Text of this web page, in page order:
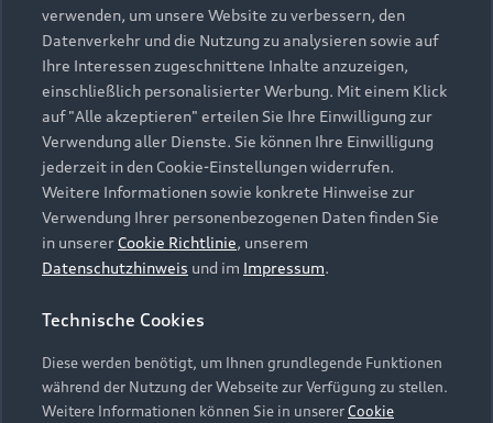
Modelle vergleichen
Elektromodelle
Plug-in-Hybride
Neuwagensuche
Gebrauchtwagensuche
Gebrauchtwagen
Finanzierung
Aktionen & Angebote
Geschäftskunden
Service & Zubehör
Saisonale Angebote
Audi Services
Garantie
Audi digital services
myAudi
Support
Kundenservice
Händlersuche
Audi Code
Online-Terminvereinbarung
Über Audi
Unternehmen
Karriere
Investor Relations
Presse & Media Center
Datenschutz
Impressum Rechtliches
Hinweisgebersystem
Datenschutzinformation
Cookie-Einstellungen
verwenden, um unsere Website zu verbessern, den
Datenverkehr und die Nutzung zu analysieren sowie auf
Ihre Interessen zugeschnittene Inhalte anzuzeigen,
einschließlich personalisierter Werbung. Mit einem Klick
auf "Alle akzeptieren" erteilen Sie Ihre Einwilligung zur
Verwendung aller Dienste. Sie können Ihre Einwilligung
jederzeit in den Cookie-Einstellungen widerrufen.
Weitere Informationen sowie konkrete Hinweise zur
Verwendung Ihrer personenbezogenen Daten finden Sie
in unserer Cookie Richtlinie, unserem
Datenschutzhinweis und im Impressum.
Technische Cookies
Diese werden benötigt, um Ihnen grundlegende Funktionen
während der Nutzung der Webseite zur Verfügung zu stellen.
Weitere Informationen können Sie in unsererCookie